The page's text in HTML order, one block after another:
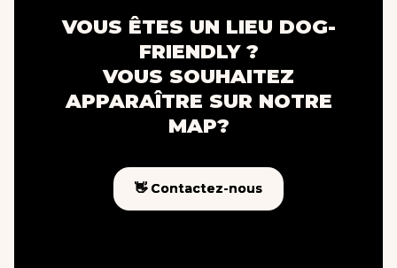
VOUS ÊTES UN LIEU DOG-
FRIENDLY ?
VOUS SOUHAITEZ
APPARAÎTRE SUR NOTRE
MAP?
👋 Contactez-nous
👋 Contactez-nous